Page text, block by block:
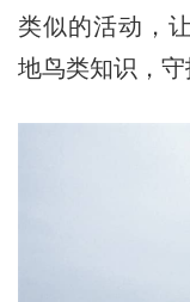
类似的活动，
地鸟类知识，